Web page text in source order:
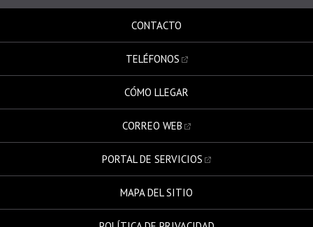
CONTACTO
TELÉFONOS
CÓMO LLEGAR
CORREO WEB
PORTAL DE SERVICIOS
MAPA DEL SITIO